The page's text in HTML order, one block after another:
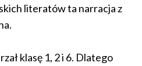
literatów ta narracja z
klasę 1, 2 i 6. Dlatego